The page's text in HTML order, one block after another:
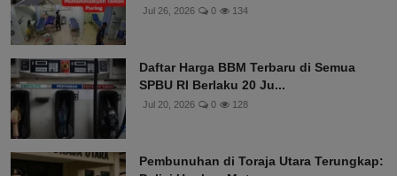
Jul 26, 2026 0 134
Daftar Harga BBM Terbaru di Semua
SPBU RI Berlaku 20 Ju...
Jul 20, 2026 0 128
Pembunuhan di Toraja Utara Terungkap: